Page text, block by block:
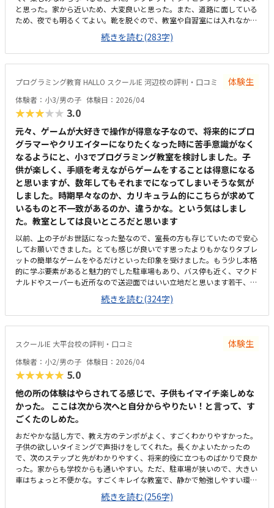
と思った。家から近いため、大変良いと思った。また、道路に面している
ため、夜でも明るくてよい。靴を脱ぐので、教室や自習室には入れなかっ
たが、とても綺麗で、環境よく学べると思った。想定よりも維持費を含め
て金額がしたので、3にしました。タブレットとか持ち込みでもう少し安
くなるといいなと思った。子供は時間を忘れて、体験していたので、良か
った。家でも学べる環境にしてあげたい。
続きを読む(283字)
プログラミング教育 HALLO スクールIE 河辺校の評判・口コミ 体験生
体験者：小3/男の子 体験日：2026/04
★★★★★ 3.0
元々、ゲームが大好きで操作が得意な子なので、将来的にプロ
グラマーやクリエイターになりたくなった時に苦手意識がなく
なるようにと、小3でプログラミング教室を検討しました。子
供が楽しく、手順を考えながらゲームをすることは得意になる
と思いますが、数年してもそれまでになってしまいそうな気が
しました。時期早々なのか、カリキュラム的にこちらが求めて
いるものと不一致があるのか、違うかな。という気はしまし
た。教室としては良いところだと思います
以前、上の子がお世話になった塾なので、室長の方も存じていたので安心
してお願いできました。とても感じが良いです思ったよりもかなりタブレ
ットの簡単なゲームをやるだけといった印象を受けました。もう少し本格
的に学ぶ要素があると魅力的でした駐車場もあり、バス停も近く、マクド
ナルドやスーパーも近所なので送迎面ではいい立地だと思います若干、狭
さは感じますが、清潔感はあります。土禁なのでとても綺麗です。タブレ
ットではなくちゃんとしたパソコンがあるといいのになと思いますゲーム
要素が強いカリキュラムにしては高額に感じてしまいました。設備費や教
材費のようなものを含めると結構負担なので、成長を感じにくいプログラ
続きを読む(324字)
スクールIE 大平台校の評判・口コミ 体験生
体験者：小2/男の子 体験日：2026/04
★★★★★ 5.0
他の所の体験はやらされてる感じで、子供もイマイチ楽しめな
かった。 ここは次から次へと自分からやりたい！と言って、す
ごくたのしめた。
おだやかな話し方で、教え方のテンポがよく、すごくわかりやすかった。
子供の欲しいタイミングで声掛けをしてくれた。長くかよいたかったの
で、次のステップと先がわかりやすく、将来的役に立つものばかりで良か
った。家からも学校からも通いやすい。ただ、駐車場が狭いので、大きい
車はちょっと不便かな。すごくキレイな教室で、静かで勉強しやすい環境
だった。椅子も机も玄関もキレイだった。先行投資だと思ってます。ちょ
っと高め。半年に一回またお金がまとまってかかるのは、痛いかな。教え
続きを読む(256字)